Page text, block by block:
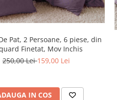
Pat, 2 Persoane, 6 piese, din
Finetat, Mov Inchis
250,00 Lei159,00 Lei
IN COS